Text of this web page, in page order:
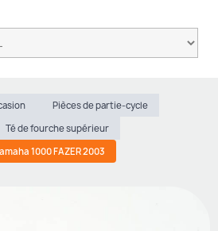
Pièces de partie-cycle
Té de fourche supérieur
1000 FAZER 2003